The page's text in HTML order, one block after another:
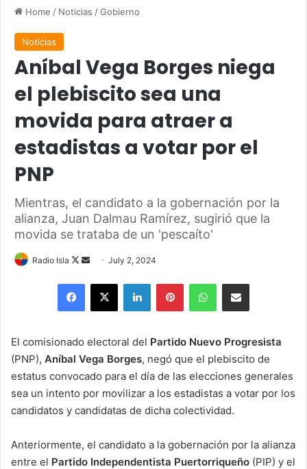
Home / Noticias /Gobierno
Noticias
Aníbal Vega Borges niega
el plebiscito sea una
movida para atraer a
estadistas a votar por el
PNP
Mientras, el candidato a la gobernación por la
alianza, Juan Dalmau Ramírez, sugirió que la
movida se trataba de un 'pescaíto'
Radio Isla
Follow
Send
email
July 2, 2024
Facebook
X LinkedInPinterestWhatsAppShare via Email
El comisionado electoral del Partido Nuevo Progresista
(PNP), Aníbal Vega Borges, negó que el plebiscito de
estatus convocado para el día de las elecciones generales
sea un intento por movilizar a los estadistas a votar por los
candidatos y candidatas de dicha colectividad.
Anteriormente, el candidato a la gobernación por la alianza
entre el Partido Independentista Puertorriqueño (PIP) y el